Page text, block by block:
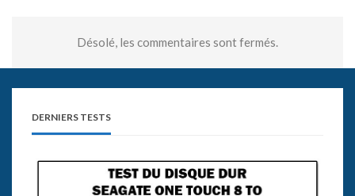
Désolé, les commentaires sont fermés.
DERNIERS TESTS